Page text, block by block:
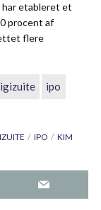
har etableret et
procent af
flere
ipo
IPO
KIM